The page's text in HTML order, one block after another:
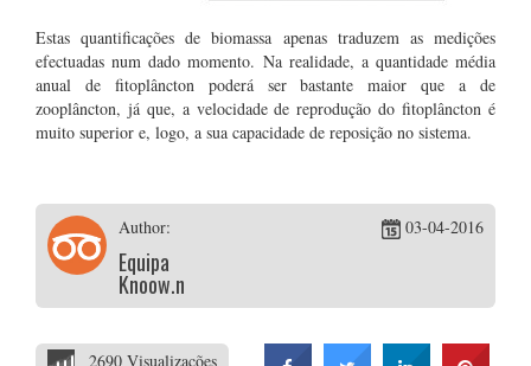
Estas quantificações de biomassa apenas traduzem as medições
efectuadas num dado momento. Na realidade, a quantidade média
anual de fitoplâncton poderá ser bastante maior que a de
zooplâncton, já que, a velocidade de reprodução do fitoplâncton é
muito superior e, logo, a sua capacidade de reposição no sistema.
Author:
Equipa
Knoow.net
03-04-2016
2690 Visualizações